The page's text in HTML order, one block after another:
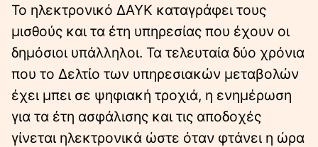
Το ηλεκτρονικό ΔΑΥΚ καταγράφει τους
μισθούς και τα έτη υπηρεσίας που έχουν οι
δημόσιοι υπάλληλοι. Τα τελευταία δύο χρόνια
που το Δελτίο των υπηρεσιακών μεταβολών
έχει μπει σε ψηφιακή τροχιά, η ενημέρωση
για τα έτη ασφάλισης και τις αποδοχές
γίνεται ηλεκτρονικά ώστε όταν φτάνει η ώρα